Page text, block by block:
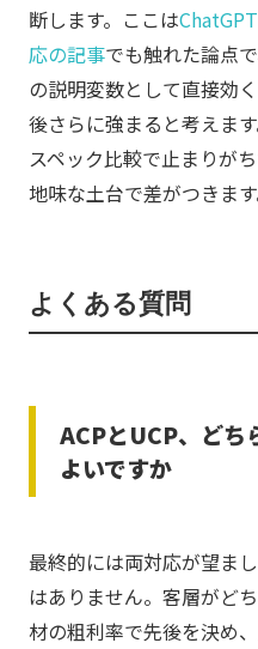
断します。ここは
応の記事でも触れた論点
の説明変数として直接効
後さらに強まると考えま
スペック比較で止まりが
地味な土台で差がつきます
よくある質問
ACPとUCP、どち
よいですか
最終的には両対応が望ま
はありません。客層がど
材の粗利率で先後を決め